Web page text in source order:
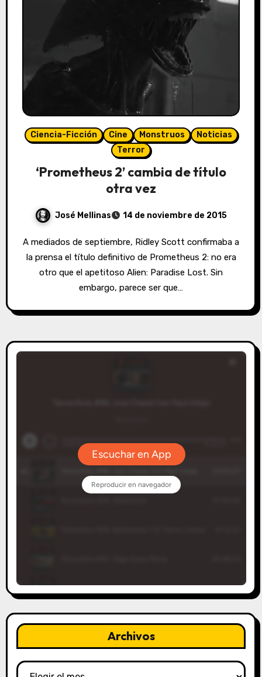
Ciencia-Ficción Cine Monstruos
Noticias
Terror
‘Prometheus 2’ cambia de título
otra vez
José Mellinas 14 de noviembre de 2015
A mediados de septiembre, Ridley Scott confirmaba a
la prensa el título definitivo de Prometheus 2: no era
otro que el apetitoso Alien: Paradise Lost. Sin
embargo, parece ser que…
Archivos
Archivos